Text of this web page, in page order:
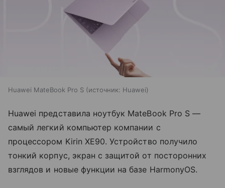
Huawei MateBook Pro S источник: Huawei
Huawei представила ноутбук MateBook Pro S —
самый легкий компьютер компании с
процессором Kirin XE90. Устройство получило
тонкий корпус, экран с защитой от посторонних
взглядов и новые функции на базе HarmonyOS.